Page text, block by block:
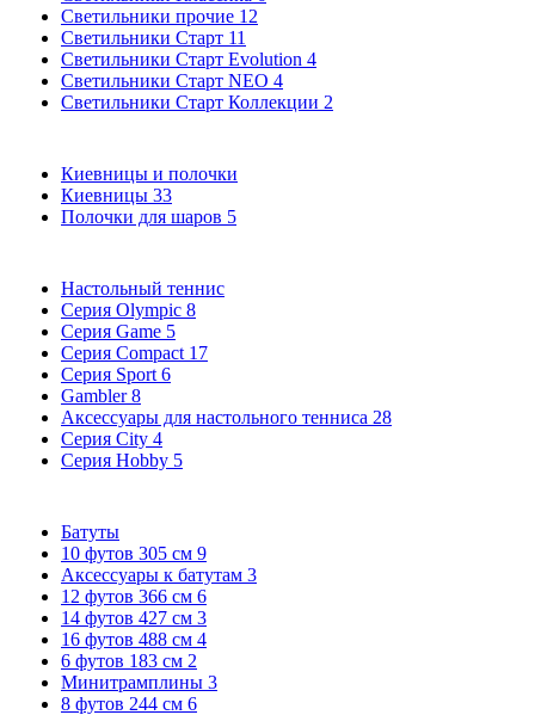
Светильники прочие 12
Светильники Старт 11
Светильники Старт Evolution 4
Светильники Старт NEO 4
Светильники Старт Коллекции 2
Киевницы и полочки
Киевницы 33
Полочки для шаров 5
Настольный теннис
Серия Olympic 8
Серия Game 5
Серия Compact 17
Серия Sport 6
Gambler8
Аксессуары для настольного тенниса 28
Серия City 4
Серия Hobby 5
Батуты
10 футов 305 см 9
Аксессуары к батутам 3
12 футов 366 см 6
14 футов 427 см 3
16 футов 488 см 4
6 футов 183 см 2
Минитрамплины 3
8 футов 244 см 6